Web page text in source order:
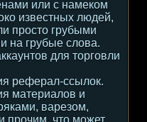
или с намеком
известных людей,
просто грубыми
на грубые слова.
для торговли
реферал-ссылок.
материалов и
варезом,
прочим, что может